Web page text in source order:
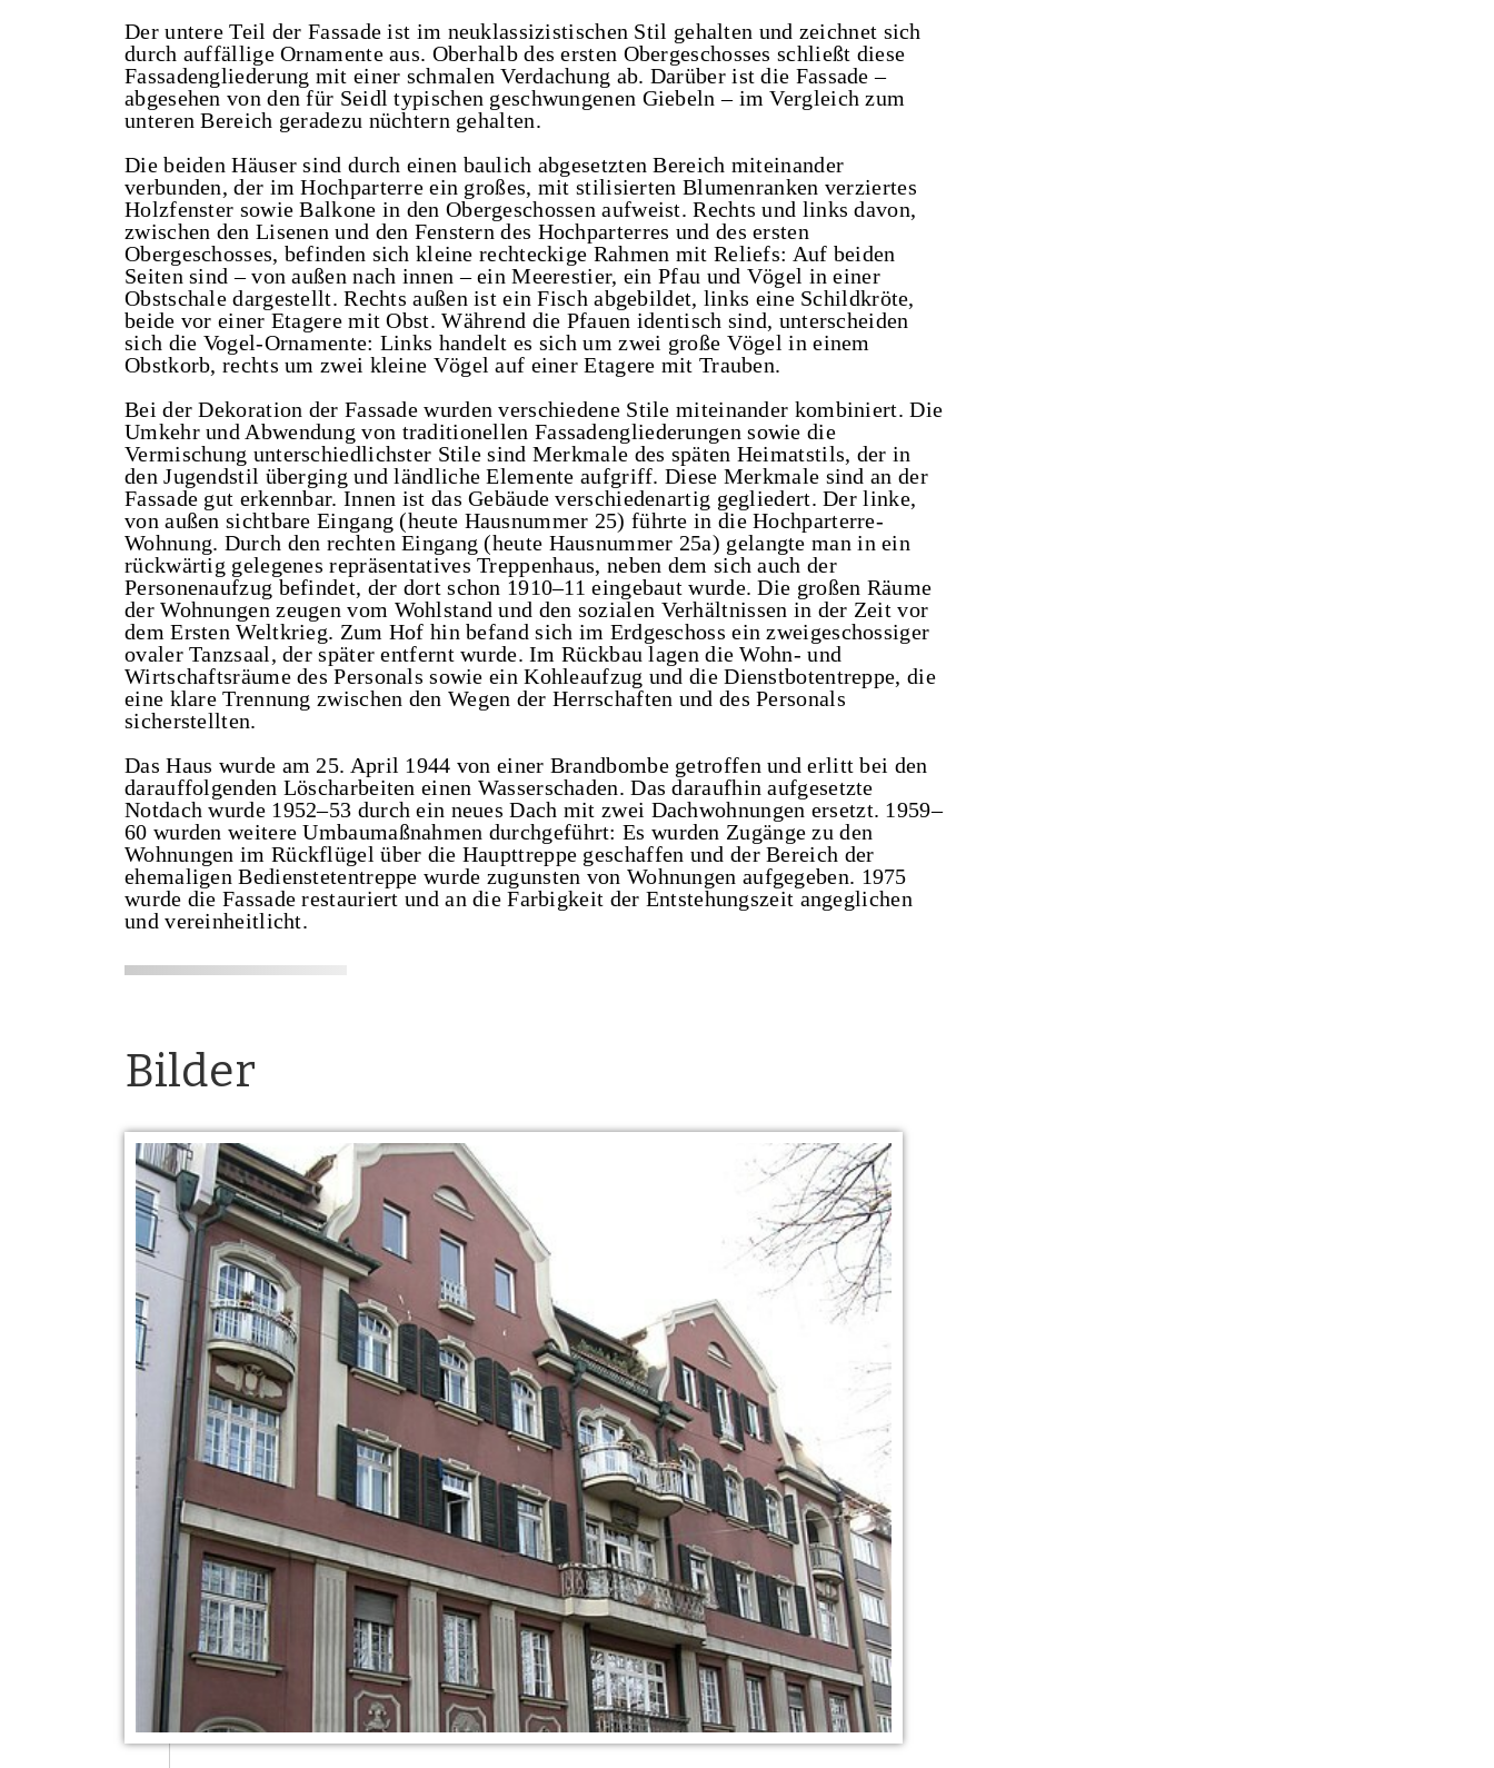
Der untere Teil der Fassade ist im neuklassizistischen Stil gehalten und zeichnet sich
durch auffällige Ornamente aus. Oberhalb des ersten Obergeschosses schließt diese
Fassadengliederung mit einer schmalen Verdachung ab. Darüber ist die Fassade –
abgesehen von den für Seidl typischen geschwungenen Giebeln – im Vergleich zum
unteren Bereich geradezu nüchtern gehalten.
Die beiden Häuser sind durch einen baulich abgesetzten Bereich miteinander
verbunden, der im Hochparterre ein großes, mit stilisierten Blumenranken verziertes
Holzfenster sowie Balkone in den Obergeschossen aufweist. Rechts und links davon,
zwischen den Lisenen und den Fenstern des Hochparterres und des ersten
Obergeschosses, befinden sich kleine rechteckige Rahmen mit Reliefs: Auf beiden
Seiten sind – von außen nach innen – ein Meerestier, ein Pfau und Vögel in einer
Obstschale dargestellt. Rechts außen ist ein Fisch abgebildet, links eine Schildkröte,
beide vor einer Etagere mit Obst. Während die Pfauen identisch sind, unterscheiden
sich die Vogel-Ornamente: Links handelt es sich um zwei große Vögel in einem
Obstkorb, rechts um zwei kleine Vögel auf einer Etagere mit Trauben.
Bei der Dekoration der Fassade wurden verschiedene Stile miteinander kombiniert. Die
Umkehr und Abwendung von traditionellen Fassadengliederungen sowie die
Vermischung unterschiedlichster Stile sind Merkmale des späten Heimatstils, der in
den Jugendstil überging und ländliche Elemente aufgriff. Diese Merkmale sind an der
Fassade gut erkennbar. Innen ist das Gebäude verschiedenartig gegliedert. Der linke,
von außen sichtbare Eingang (heute Hausnummer 25) führte in die Hochparterre-
Wohnung. Durch den rechten Eingang (heute Hausnummer 25a) gelangte man in ein
rückwärtig gelegenes repräsentatives Treppenhaus, neben dem sich auch der
Personenaufzug befindet, der dort schon 1910–11 eingebaut wurde. Die großen Räume
der Wohnungen zeugen vom Wohlstand und den sozialen Verhältnissen in der Zeit vor
dem Ersten Weltkrieg. Zum Hof hin befand sich im Erdgeschoss ein zweigeschossiger
ovaler Tanzsaal, der später entfernt wurde. Im Rückbau lagen die Wohn- und
Wirtschaftsräume des Personals sowie ein Kohleaufzug und die Dienstbotentreppe, die
eine klare Trennung zwischen den Wegen der Herrschaften und des Personals
sicherstellten.
Das Haus wurde am 25. April 1944 von einer Brandbombe getroffen und erlitt bei den
darauffolgenden Löscharbeiten einen Wasserschaden. Das daraufhin aufgesetzte
Notdach wurde 1952–53 durch ein neues Dach mit zwei Dachwohnungen ersetzt. 1959–
60 wurden weitere Umbaumaßnahmen durchgeführt: Es wurden Zugänge zu den
Wohnungen im Rückflügel über die Haupttreppe geschaffen und der Bereich der
ehemaligen Bedienstetentreppe wurde zugunsten von Wohnungen aufgegeben. 1975
wurde die Fassade restauriert und an die Farbigkeit der Entstehungszeit angeglichen
und vereinheitlicht.
Bilder